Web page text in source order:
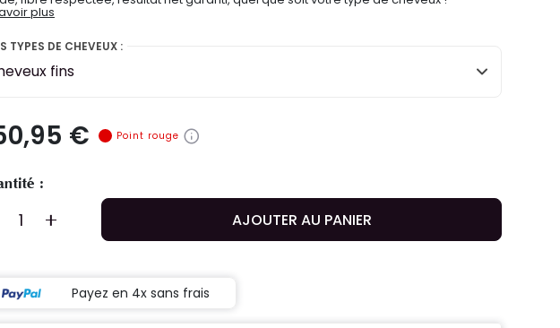
plus
TYPES DE CHEVEUX :
fins
€ Point rouge
:
AJOUTER AU PANIER
Payez en 4x sans frais